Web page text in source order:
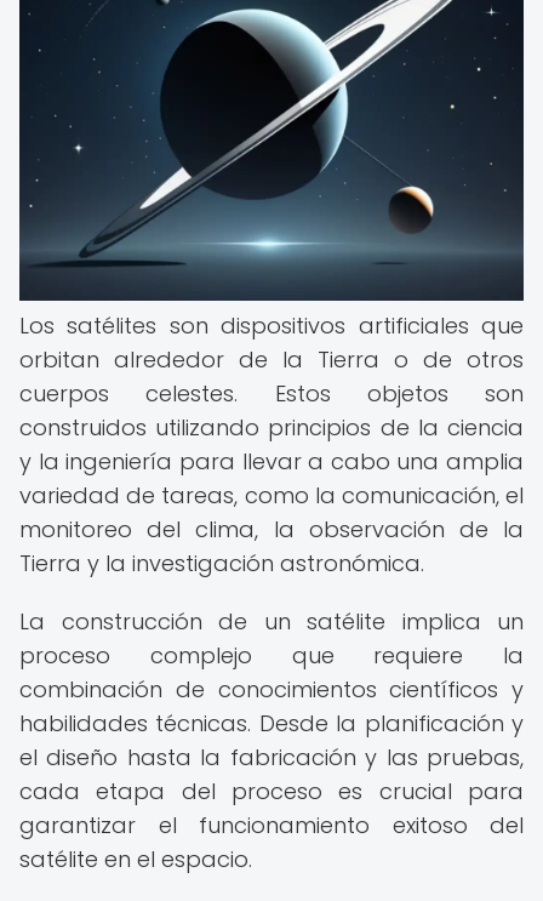
Los satélites son dispositivos artificiales que
orbitan alrededor de la Tierra o de otros
cuerpos celestes. Estos objetos son
construidos utilizando principios de la ciencia
y la ingeniería para llevar a cabo una amplia
variedad de tareas, como la comunicación, el
monitoreo del clima, la observación de la
Tierra y la investigación astronómica.
La construcción de un satélite implica un
proceso complejo que requiere la
combinación de conocimientos científicos y
habilidades técnicas. Desde la planificación y
el diseño hasta la fabricación y las pruebas,
cada etapa del proceso es crucial para
garantizar el funcionamiento exitoso del
satélite en el espacio.